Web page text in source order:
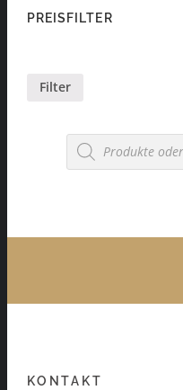
PREISFILTER
Filter
Products
search
KONTAKT